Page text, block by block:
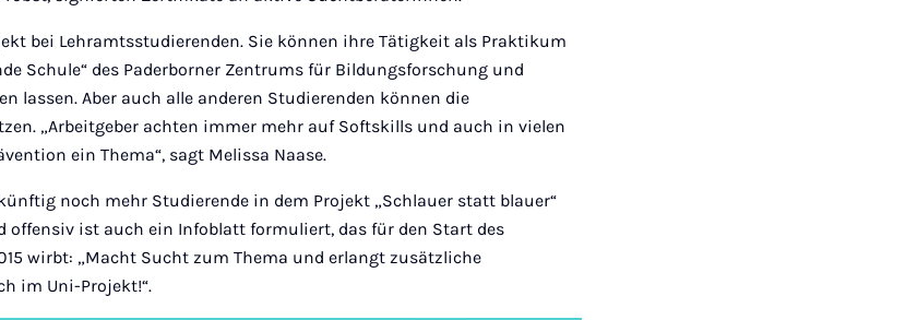
bei Lehramtsstudierenden. Sie können ihre Tätigkeit als Praktikum
Schule“ des Paderborner Zentrums für Bildungsforschung und
lassen. Aber auch alle anderen Studierenden können die
„Arbeitgeber achten immer mehr auf Softskills und auch in vielen
ein Thema“, sagt Melissa Naase.
noch mehr Studierende in dem Projekt „Schlauer statt blauer“
offensiv ist auch ein Infoblatt formuliert, das für den Start des
wirbt: „Macht Sucht zum Thema und erlangt zusätzliche
im Uni-Projekt!“.